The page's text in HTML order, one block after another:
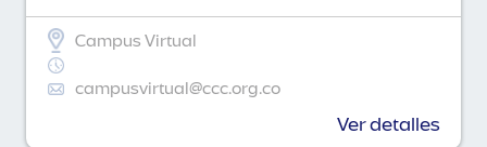
Campus Virtual
campusvirtual@ccc.org.co
Ver detalles